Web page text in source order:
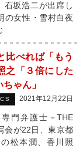
石坂浩二が出席し
女性・雪村白夜
比べれば「もう
「３倍にした
ゃん」
2021年12月22日
門弁護士－THE
会が22日、東京都
松本潤、香川照